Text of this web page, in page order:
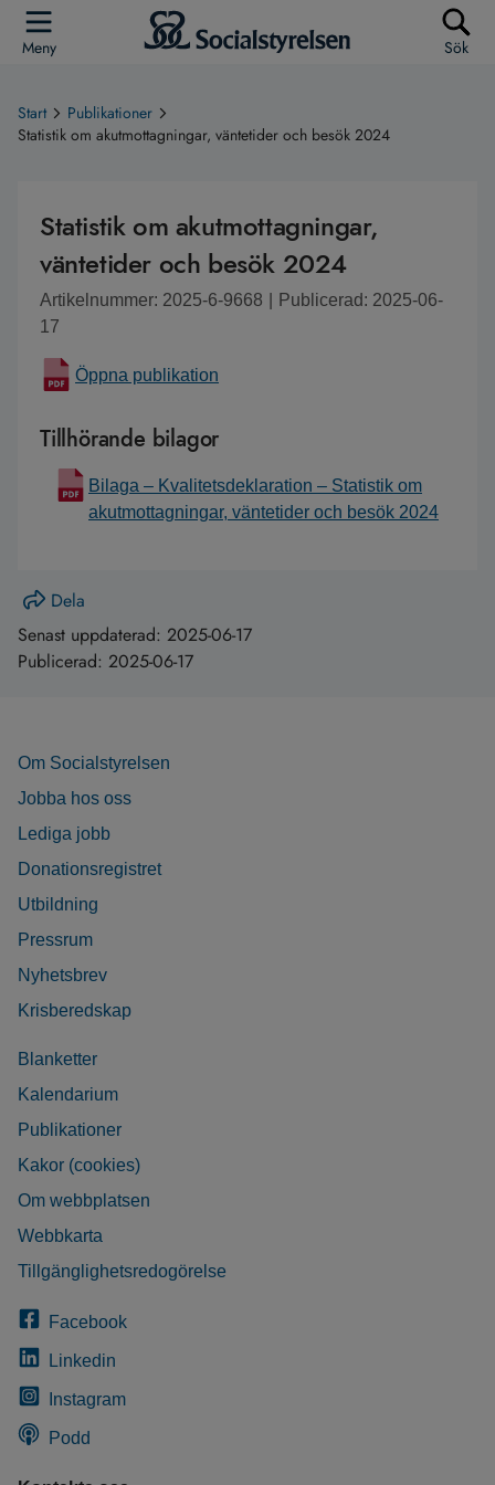
Meny Sök
Start
Publikationer
Statistik om akutmottagningar, väntetider och besök 2024
Statistik om akutmottagningar,
väntetider och besök 2024
Artikelnummer: 2025-6-9668
Publicerad: 2025-06-
17
Öppna publikation
Tillhörande bilagor
Bilaga – Kvalitetsdeklaration – Statistik om
akutmottagningar, väntetider och besök 2024
Dela
Senast uppdaterad: 2025-06-17
Publicerad: 2025-06-17
Om Socialstyrelsen
Jobba hos oss
Lediga jobb
Donationsregistret
Utbildning
Pressrum
Nyhetsbrev
Krisberedskap
Blanketter
Kalendarium
Publikationer
Kakor (cookies)
Om webbplatsen
Webbkarta
Tillgänglighetsredogörelse
Facebook
Linkedin
Instagram
Podd